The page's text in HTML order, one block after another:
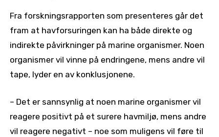
Fra forskningsrapporten som presenteres går det
fram at havforsuringen kan ha både direkte og
indirekte påvirkninger på marine organismer. Noen
organismer vil vinne på endringene, mens andre vil
tape, lyder en av konklusjonene.
– Det er sannsynlig at noen marine organismer vil
reagere positivt på et surere havmiljø, mens andre
vil reagere negativt – noe som muligens vil føre til